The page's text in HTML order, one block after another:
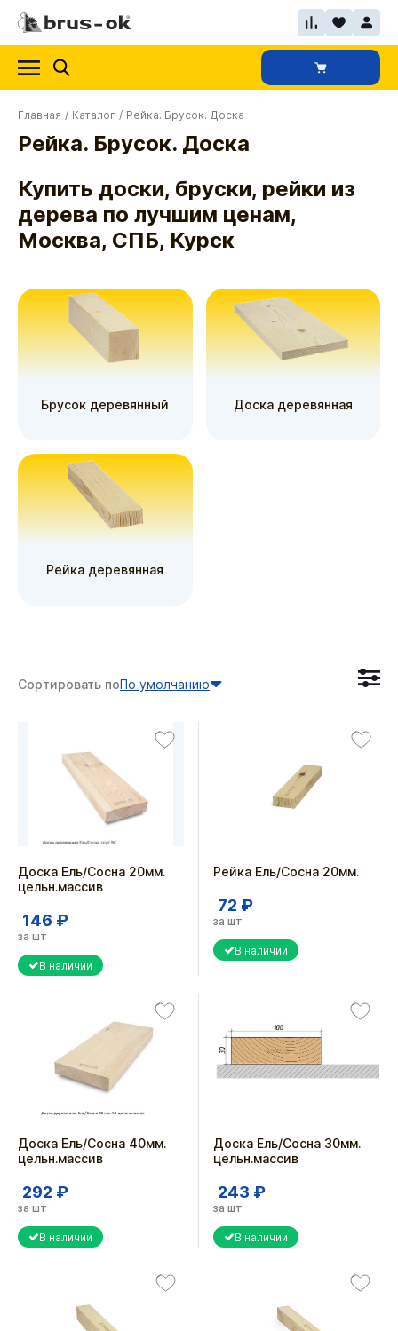
Главная / Каталог / Рейка. Брусок. Доска
Рейка. Брусок. Доска
Купить доски, бруски, рейки из
дерева по лучшим ценам,
Москва, СПБ, Курск
Брусок деревянный Доска деревянная
Рейка деревянная
Сортировать поПо умолчанию
Доска Ель/Сосна 20мм.
цельн.массив
146 ₽
за шт
В наличии
Рейка Ель/Сосна 20мм.
72 ₽
за шт
В наличии
Доска Ель/Сосна 40мм.
цельн.массив
292 ₽
за шт
В наличии
Доска Ель/Сосна 30мм.
цельн.массив
243 ₽
за шт
В наличии